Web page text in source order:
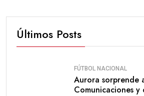
Últimos Posts
FÚTBOL NACIONAL
Aurora sorprende
Comunicaciones y